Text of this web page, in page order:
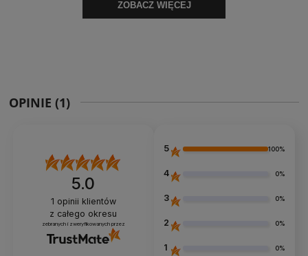
OPINIE (1)
5.0
1 opinii klientów
z całego okresu
zebranych i zweryfikowanych przez
5 100%
4 0%
3 0%
2 0%
1 0%